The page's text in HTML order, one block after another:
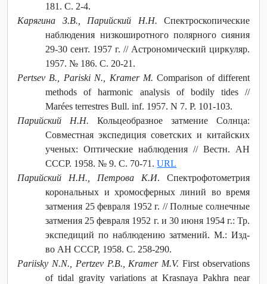
181. С. 2-4.
Карягина З.В., Парийский Н.Н. Спектроскопические
наблюдения низкоширотного полярного сияния
29-30 сент. 1957 г. // Астрономический циркуляр.
1957. № 186. С. 20-21.
Pertsev B., Pariski N., Kramer M.Comparison of different
methods of harmonic analysis of bodily tides //
Marées terrestres Bull. inf. 1957. N 7. P. 101-103.
Парийский Н.Н. Кольцеобразное затмение Солнца:
Совместная экспедиция советских и китайских
ученых: Оптические наблюдения // Вестн. АН
СССР. 1958. № 9. С. 70-71.URL
Парийский Н.Н., Петрова К.И.
Спектрофотометрия
корональных и хромосферных линий во время
затмения 25 февраля 1952 г. // Полные солнечные
затмения 25 февраля 1952 г. и 30 июня 1954 г.: Тр.
экспедиций по наблюдению затмений. М.: Изд-
во АН СССР, 1958. С. 258-290.
Pariisky N.N., Pertzev P.B., Kramer M.V. First observations
of tidal gravity variations at Krasnaya Pakhra near